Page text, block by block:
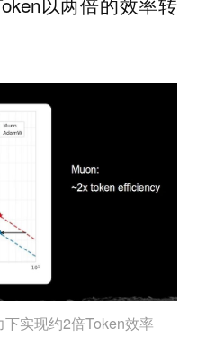
两倍
实现约2倍Token效率